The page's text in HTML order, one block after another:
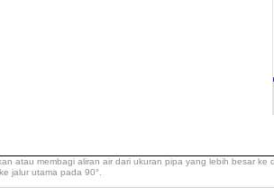
atau membagi aliran air dari ukuran pipa yang lebih besar ke
jalur utama pada 90°.